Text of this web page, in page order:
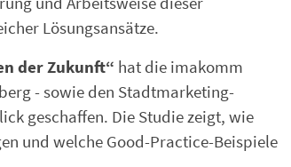
Lösungsansätze.
der Zukunft“ hat die imakomm
- sowie den Stadtmarketing-
geschaffen. Die Studie zeigt, wie
und welche Good-Practice-Beispiele